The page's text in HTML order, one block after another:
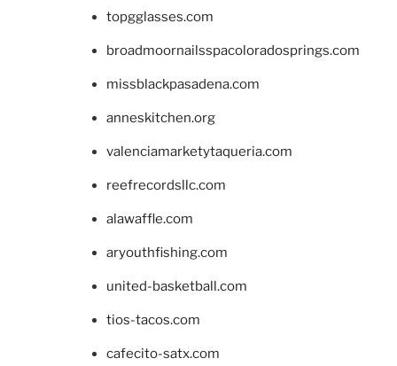
topgglasses.com
broadmoornailsspacoloradosprings.com
missblackpasadena.com
anneskitchen.org
valenciamarketytaqueria.com
reefrecordsllc.com
alawaffle.com
aryouthfishing.com
united-basketball.com
tios-tacos.com
cafecito-satx.com